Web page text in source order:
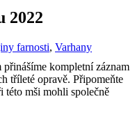
2022
farnosti, Varhany
kompletní záznam
tříleté opravě. Připomeňte
této mši mohli společně